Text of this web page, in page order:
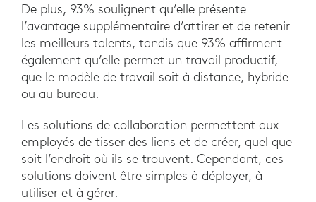
De plus, 93% soulignent qu’elle présente
l’avantage supplémentaire d’attirer et de retenir
les meilleurs talents, tandis que 93% affirment
également qu’elle permet un travail productif,
que le modèle de travail soit à distance, hybride
ou au bureau.
Les solutions de collaboration permettent aux
employés de tisser des liens et de créer, quel que
soit l’endroit où ils se trouvent. Cependant, ces
solutions doivent être simples à déployer, à
utiliser et à gérer.